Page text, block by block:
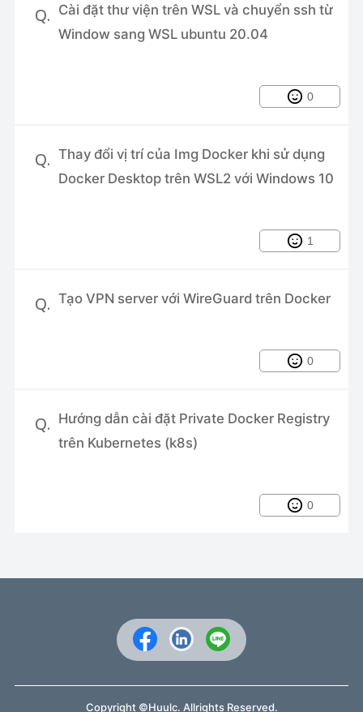
dùng trong Linux
Sử dụng Traits cho Model trong
Q. Cài đặt thư viện trên WSL và chuyển ssh từ
Window sang WSL ubuntu 20.04
0
Q. Thay đổi vị trí của Img Docker khi sử dụng
Docker Desktop trên WSL2 với Windows 10
1
Q. Tạo VPN server với WireGuard trên Docker
0
Q. Hướng dẫn cài đặt Private Docker Registry
trên Kubernetes (k8s)
0
Copyright ©Huulc. Allrights Reserved.